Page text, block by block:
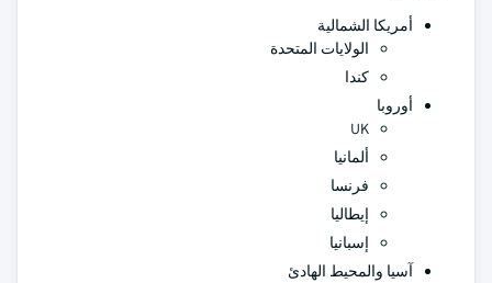
أمريكا الشمالية
الولايات المتحدة
كندا
أوروبا
UK
ألمانيا
فرنسا
إيطاليا
إسبانيا
آسيا والمحيط الهادئ